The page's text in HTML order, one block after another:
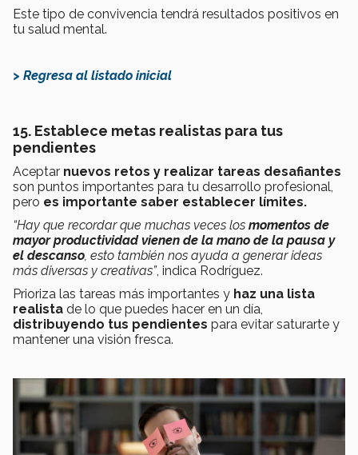
Este tipo de convivencia tendrá resultados positivos en
tu salud mental.
> Regresa al listado inicial
15. Establece metas realistas para tus
pendientes
Aceptar nuevos retos y realizar tareas desafiantes
son puntos importantes para tu desarrollo profesional,
pero es importante saber establecer límites.
“Hay que recordar que muchas veces los momentos de
mayor productividad vienen de la mano de la pausa y
el descanso, esto también nos ayuda a generar ideas
más diversas y creativas”, indica Rodríguez.
Prioriza las tareas más importantes y haz una lista
realista de lo que puedes hacer en un día,
distribuyendo tus pendientes para evitar saturarte y
mantener una visión fresca.